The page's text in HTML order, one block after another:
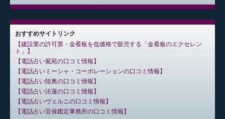
おすすめサイトリンク
建設業の許可票・金看板を低価格で販売する「金看板のエクセレン
ト」
電話占い紫苑の口コミ情報
電話占いミーシャ・コーポレーションの口コミ情報
電話占い陸奥の口コミ情報
電話占い法蓮の口コミ情報
電話占いヴェルニの口コミ情報
電話占い宜保鑑定事務所の口コミ情報